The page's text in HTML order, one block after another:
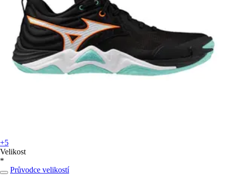
+5
Velikost
*
Průvodce velikostí